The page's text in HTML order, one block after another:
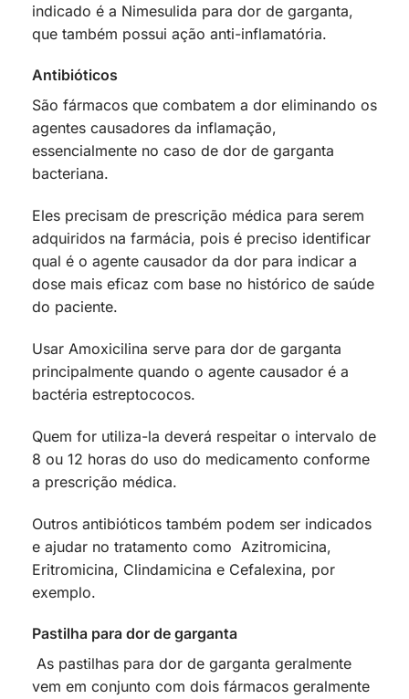
indicado é a Nimesulida para dor de garganta,
que também possui ação anti-inflamatória.
Antibióticos
São fármacos que combatem a dor eliminando os
agentes causadores da inflamação,
essencialmente no caso de dor de garganta
bacteriana.
Eles precisam de prescrição médica para serem
adquiridos na farmácia, pois é preciso identificar
qual é o agente causador da dor para indicar a
dose mais eficaz com base no histórico de saúde
do paciente.
Usar Amoxicilina serve para dor de garganta
principalmente quando o agente causador é a
bactéria estreptococos.
Quem for utiliza-la deverá respeitar o intervalo de
8 ou 12 horas do uso do medicamento conforme
a prescrição médica.
Outros antibióticos também podem ser indicados
e ajudar no tratamento como Azitromicina,
Eritromicina, Clindamicina e Cefalexina, por
exemplo.
Pastilha para dor de garganta
As pastilhas para dor de garganta geralmente
vem em conjunto com dois fármacos geralmente